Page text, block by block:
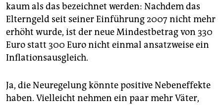
kaum als das bezeichnet werden: Nachdem das
Elterngeld seit seiner Einführung 2007 nicht mehr
erhöht wurde, ist der neue Mindestbetrag von 330
Euro statt 300 Euro nicht einmal ansatzweise ein
Inflationsausgleich.
Ja, die Neuregelung könnte positive Nebeneffekte
haben. Vielleicht nehmen ein paar mehr Väter,